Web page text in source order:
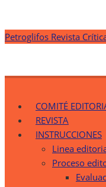
Saltar
Petroglifos Revista
COMITÉ
REVISTA
INSTRUCCIONES
Linea
Proceso